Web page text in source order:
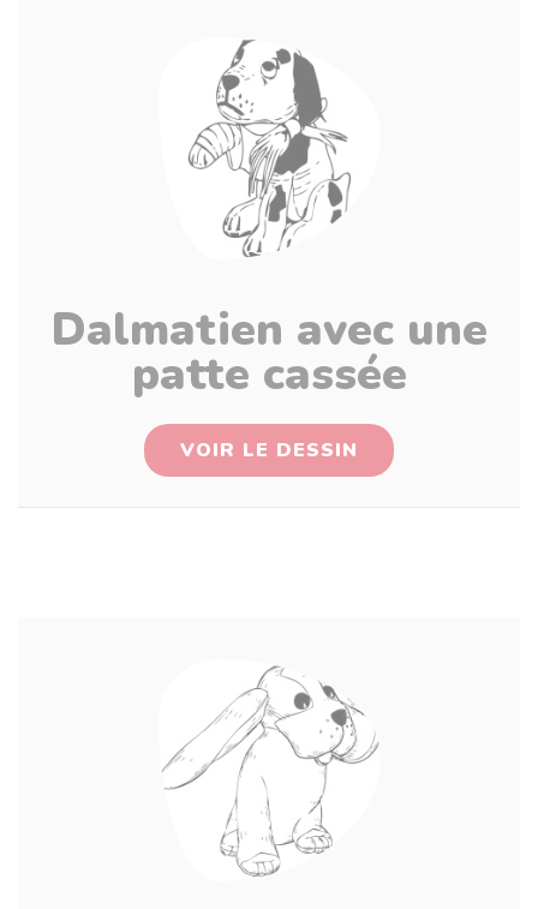
Dalmatien avec une
patte cassée
VOIR LE DESSIN